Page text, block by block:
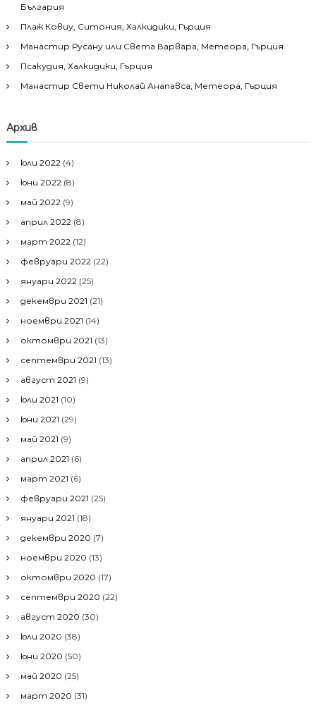
България
Плаж Ковиу, Ситония, Халкидики, Гърция
Манастир Русану или Света Варвара, Метеора, Гърция
Псакудия, Халкидики, Гърция
Манастир Свети Николай Анапавса, Метеора, Гърция
Архив
юли 2022 (4)
юни 2022 (8)
май 2022 (9)
април 2022 (8)
март 2022 (12)
февруари 2022 (22)
януари 2022 (25)
декември 2021 (21)
ноември 2021 (14)
октомври 2021 (13)
септември 2021 (13)
август 2021 (9)
юли 2021 (10)
юни 2021 (29)
май 2021 (9)
април 2021 (6)
март 2021 (6)
февруари 2021 (25)
януари 2021 (18)
декември 2020 (7)
ноември 2020 (13)
октомври 2020 (17)
септември 2020 (22)
август 2020 (30)
юли 2020 (38)
юни 2020 (50)
май 2020 (25)
март 2020 (31)